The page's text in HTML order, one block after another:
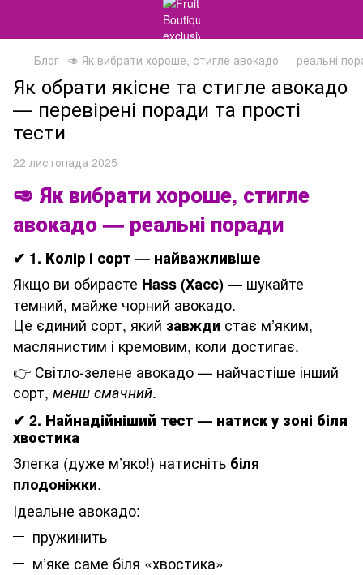
Блог 🥑 Як вибрати хороше, стигле авокадо — реальні
Як обрати якісне та стигле авокадо
— перевірені поради та прості
тести
22 листопада 2025
🥑Як вибрати хороше, стигле
авокадо — реальні поради
✔ 1. Колір і сорт — найважливіше
Якщо ви обираєте Hass (Хасс)— шукайте
темний, майже чорний авокадо.
Це єдиний сорт, який завжди стає м’яким,
маслянистим і кремовим, коли достигає.
👉 Світло-зелене авокадо — найчастіше інший
сорт, менш смачний.
✔ 2. Найнадійніший тест — натиск у зоні біля
хвостика
Злегка (дуже м’яко!) натисніть біля
плодоніжки.
Ідеальне авокадо:
пружинить
м’яке саме біля «хвостика»